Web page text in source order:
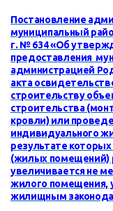
Постановление
муниципальный
г. № 634 «Об
предоставления
администрацией
акта
строительству
строительства
кровли) или
индивидуального
результате
(жилых помещений)
увеличивается не
жилого помещения,
жилищным